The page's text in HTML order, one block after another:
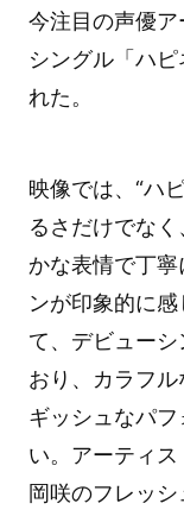
今注目の声優
シングル「ハ
れた。
映像では、“ハ
るさだけでな
かな表情で丁
ンが印象的に
て、デビュー
おり、カラフ
ギッシュなパ
い。アーティ
岡咲のフレッ